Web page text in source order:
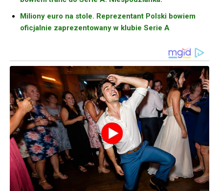
Miliony euro na stole. Reprezentant Polski bowiem
oficjalnie zaprezentowany w klubie Serie A